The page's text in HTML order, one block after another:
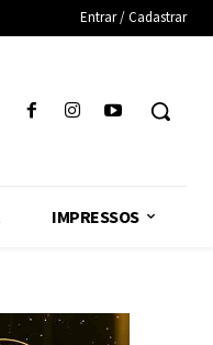
Entrar / Cadastrar
IMPRESSOS